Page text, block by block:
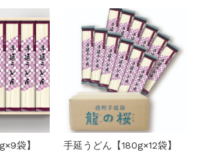
袋】 手延うどん【180g×12袋】